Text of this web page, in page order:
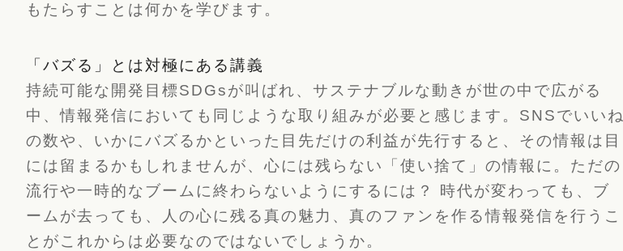
もたらすことは何かを学びます。
「バズる」とは対極にある講義
持続可能な開発目標SDGsが叫ばれ、サステナブルな動きが世の中で広がる
中、情報発信においても同じような取り組みが必要と感じます。SNSでいいね
の数や、いかにバズるかといった目先だけの利益が先行すると、その情報は目
には留まるかもしれませんが、心には残らない「使い捨て」の情報に。ただの
流行や一時的なブームに終わらないようにするには？ 時代が変わっても、ブ
ームが去っても、人の心に残る真の魅力、真のファンを作る情報発信を行うこ
とがこれからは必要なのではないでしょうか。